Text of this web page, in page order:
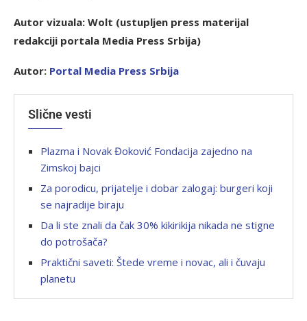
Autor vizuala: Wolt (ustupljen press materijal
redakciji portala Media Press Srbija)
Autor: Portal Media Press Srbija
Slične vesti
Plazma i Novak Đoković Fondacija zajedno na
Zimskoj bajci
Za porodicu, prijatelje i dobar zalogaj: burgeri koji
se najradije biraju
Da li ste znali da čak 30% kikirikija nikada ne stigne
do potrošača?
Praktični saveti: Štede vreme i novac, ali i čuvaju
planetu